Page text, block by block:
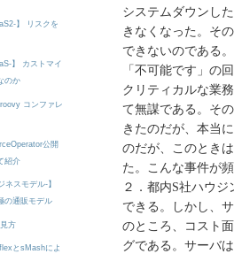
システムダウンし
きなくなった。そ
できないのである
「不可能です」の
クリティカルな業
て無謀である。そ
きたのだが、本当
のだが、このとき
た。こんな事件が
２．都内S社ハウ
できる。しかし、
のところ、コスト
グである。サーバ
】 リスクを
】 カストマイ
のか
コンファレ
公開
紹介
ネスモデル-】
の通販モデル
方
とsMashによ